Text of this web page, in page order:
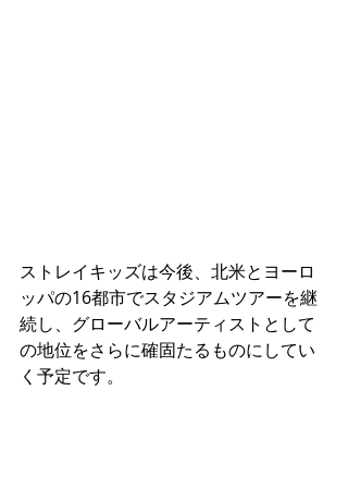
ストレイキッズは今後、北米とヨーロ
ッパの16都市でスタジアムツアーを継
続し、グローバルアーティストとして
の地位をさらに確固たるものにしてい
く予定です。